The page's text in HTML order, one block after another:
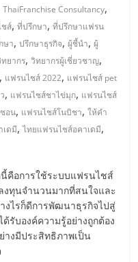
ThaiFranchise Consultancy,
ส์,ที่ปรึกษา,ที่ปรึกษาแฟรน
ษา,ปรึกษาธุรกิจ,ผู้ชี้นำ,ผู้
ยากร,วิทยากรผู้เชี่ยวชาญ,
, แฟรนไชส์ 2022, แฟรนไชส์ pet
, แฟรนไชส์ชาไข่มุก, แฟรนไชส์
อน, แฟรนไชส์โนบิชา,ให้คำ
ดมี,ไทยแฟรนไชส์อคาเดมี,
คือการใช้ระบบแฟรนไชส์
งทุนจำนวนมากที่สนใจและ
งไรก็ดีการพัฒนาธุรกิจไปสู่
รับองค์ความรู้อย่างถูกต้อง
างมีประสิทธิภาพเป็น